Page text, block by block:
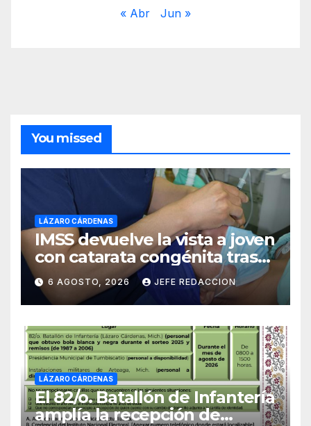
« Abr Jun »
You missed
LÁZARO CÁRDENAS
IMSS devuelve la vista a joven
con catarata congénita tras
23 años de limitación visual
6 AGOSTO, 2026 JEFE REDACCION
LÁZARO CÁRDENAS
El 82/o. Batallón de Infantería
amplía la recepción de